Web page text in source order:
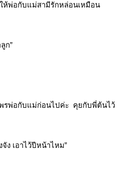
พ่อกับแม่สามีรักหล่อนเหมือน
ก”
พรพ่อกับแม่ก่อนไปค่ะ คุยกับพี่ต้นไว้
ง เอาไว้ปีหน้าไหม”